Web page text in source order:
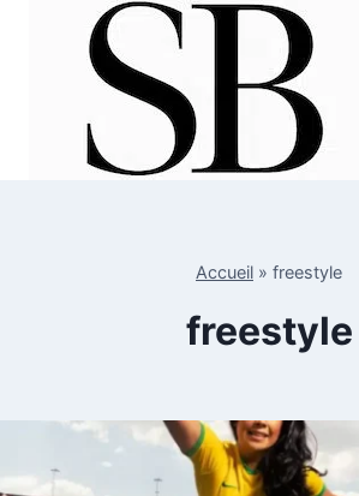
Accueil » freestyle
freestyle